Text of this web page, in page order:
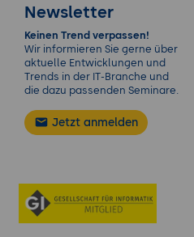
Newsletter
Keinen Trend verpassen!
Wir informieren Sie gerne über
aktuelle Entwicklungen und
Trends in der IT-Branche und
die dazu passenden Seminare.
Jetzt anmelden